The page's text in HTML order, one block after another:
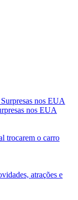
nos EUA
trocarem o carro
atrações e